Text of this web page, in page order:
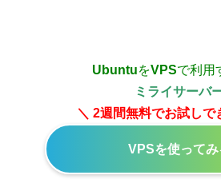
UbuntuをVPSで利用
ミライサーバ
＼ 2週間無料でお試しで
VPSを使ってみ